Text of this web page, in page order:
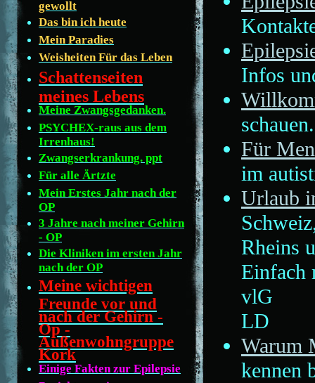
gewollt
Das bin ich heute
Mein Paradies
Weisheiten Für das Leben
Schattenseiten
meines Lebens
Meine Zwangsgedanken.
PSYCHEX-raus aus dem
Irrenhaus!
Zwangserkrankung. ppt
Für alle Ärtzte
Mein Erstes Jahr nach der
OP
3 Jahre nach meiner Gehirn
- OP
Die Kliniken im ersten Jahr
nach der OP
Meine wichtigen
Freunde vor und
nach der Gehirn -
Op -
Außenwohngruppe
Kork
Einige Fakten zur Epilepsie
Infos
Für
im
Urlaub
Rheins
Einfach
vlG
LD
Warum
kennen